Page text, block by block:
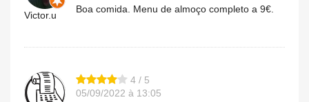
Victor.u
Boa comida. Menu de almoço completo a 9€.
4 / 5
05/09/2022 à 13:05